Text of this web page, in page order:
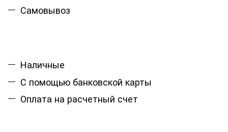
Самовывоз
Наличные
С помощью банковской карты
Оплата на расчетный счет